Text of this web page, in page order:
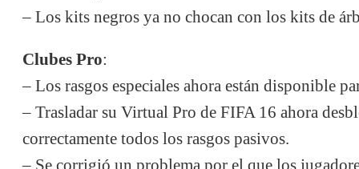
– Los kits negros ya no chocan con los kits de
Clubes Pro:
– Los rasgos especiales ahora están disponible
– Trasladar su Virtual Pro de FIFA 16 ahora
correctamente todos los rasgos pasivos.
– Se corrigió un problema por el que los